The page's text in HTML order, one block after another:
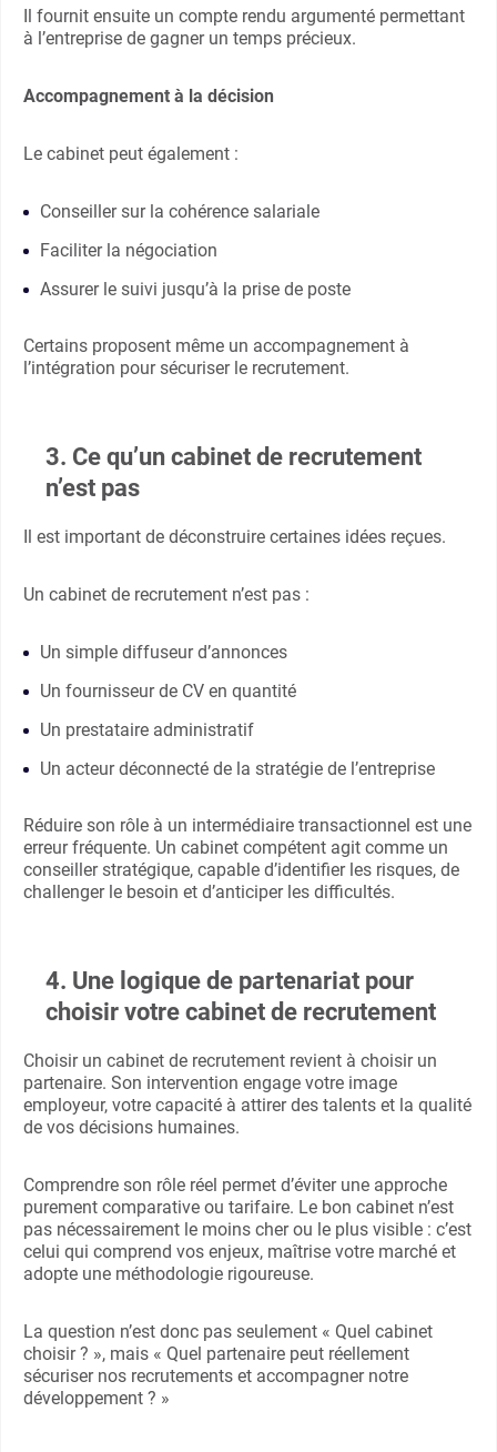
Il fournit ensuite un compte rendu argumenté permettant
à l’entreprise de gagner un temps précieux.
Accompagnement à la décision
Le cabinet peut également :
Conseiller sur la cohérence salariale
Faciliter la négociation
Assurer le suivi jusqu’à la prise de poste
Certains proposent même un accompagnement à
l’intégration pour sécuriser le recrutement.
3. Ce qu’un cabinet de recrutement
n’est pas
Il est important de déconstruire certaines idées reçues.
Un cabinet de recrutement n’est pas :
Un simple diffuseur d’annonces
Un fournisseur de CV en quantité
Un prestataire administratif
Un acteur déconnecté de la stratégie de l’entreprise
Réduire son rôle à un intermédiaire transactionnel est une
erreur fréquente. Un cabinet compétent agit comme un
conseiller stratégique, capable d’identifier les risques, de
challenger le besoin et d’anticiper les difficultés.
4. Une logique de partenariat pour
choisir votre cabinet de recrutement
Choisir un cabinet de recrutement revient à choisir un
partenaire. Son intervention engage votre image
employeur, votre capacité à attirer des talents et la qualité
de vos décisions humaines.
Comprendre son rôle réel permet d’éviter une approche
purement comparative ou tarifaire. Le bon cabinet n’est
pas nécessairement le moins cher ou le plus visible : c’est
celui qui comprend vos enjeux, maîtrise votre marché et
adopte une méthodologie rigoureuse.
La question n’est donc pas seulement « Quel cabinet
choisir ? », mais « Quel partenaire peut réellement
sécuriser nos recrutements et accompagner notre
développement ? »